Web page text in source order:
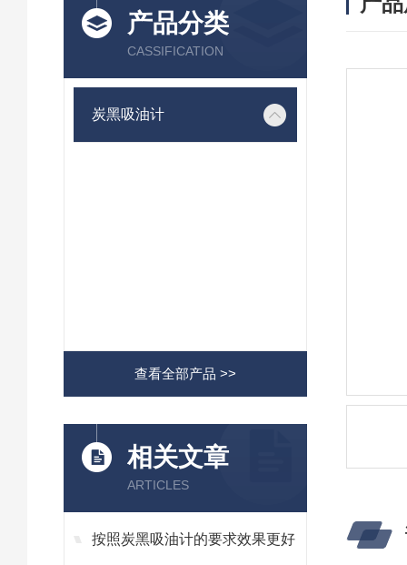
产品分类
CASSIFICATION
炭黑吸油计
查看全部产品 >>
相关文章
ARTICLES
按照炭黑吸油计的要求效果更好